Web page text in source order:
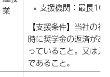
業
支援機関：最長10
【支援条件】当社の
時に奨学金の返済があ
っていること。又は入
であること。